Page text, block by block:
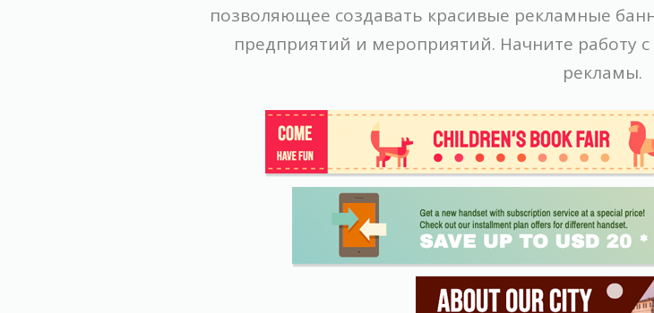
позволяющее создавать красивые рекламные
предприятий и мероприятий. Начните работу
рекламы.